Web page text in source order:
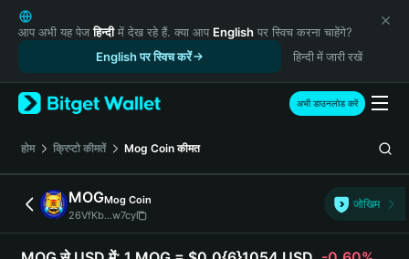
English
日本語
Русский
Español (Latinoamérica)
Türkçe
Italiano
Deutsch
简体中文
繁體中文
Português (Portugal)
आप अभी यह पेजहिन्दीमें देख रहे हैं. क्या आप English पर स्विच करना चाहेंगे?
English पर स्विच करें
हिन्दी में जारी रखें
अभी डाउनलोड करें
होम क्रिप्टो कीमतें Mog Coin कीमत
MOGMog Coin
26VfKb...w7cy
जोखिम